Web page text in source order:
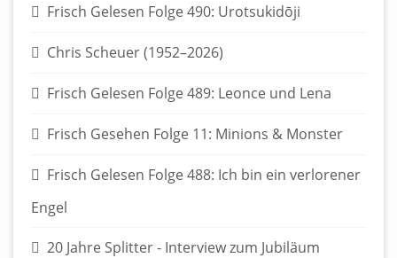
Frisch Gelesen Folge 490: Urotsukidōji
Chris Scheuer (1952–2026)
Frisch Gelesen Folge 489: Leonce und Lena
Frisch Gesehen Folge 11: Minions & Monster
Frisch Gelesen Folge 488: Ich bin ein verlorener
Engel
20 Jahre Splitter - Interview zum Jubiläum